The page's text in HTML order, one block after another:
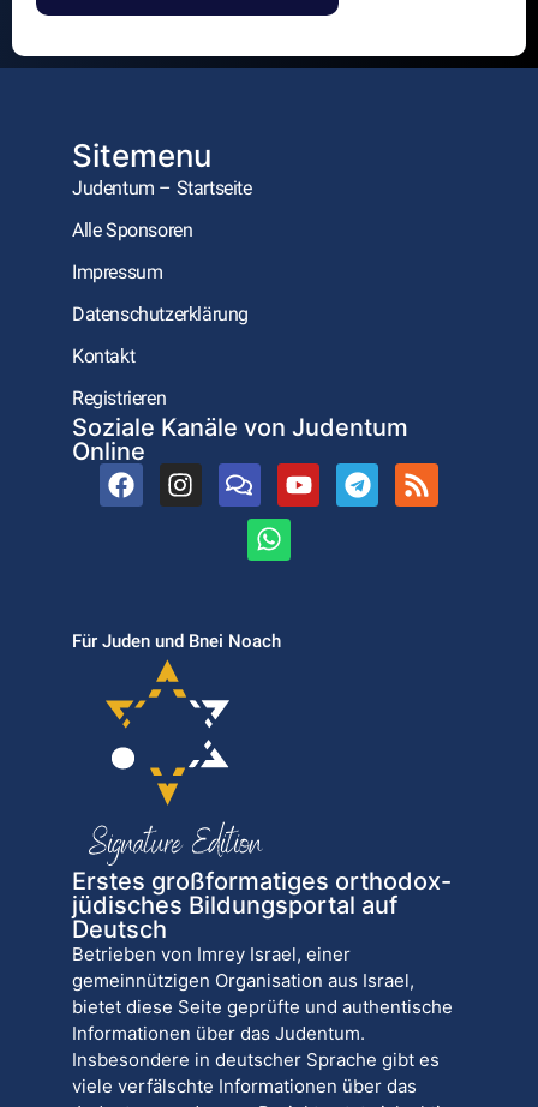
Alternative:
Sitemenu
Judentum – Startseite
Alle Sponsoren
Impressum
Datenschutzerklärung
Kontakt
Registrieren
Soziale Kanäle von Judentum
Online
Für Juden und Bnei Noach
Erstes großformatiges orthodox-
jüdisches Bildungsportal auf
Deutsch
Betrieben von Imrey Israel, einer
gemeinnützigen Organisation aus Israel,
bietet diese Seite geprüfte und authentische
Informationen über das Judentum.
Insbesondere in deutscher Sprache gibt es
viele verfälschte Informationen über das